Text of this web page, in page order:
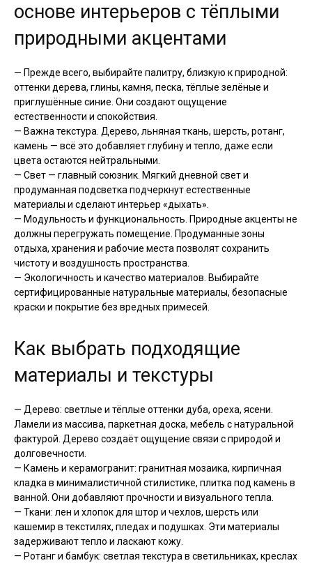
основе интерьеров с тёплыми
природными акцентами
— Прежде всего, выбирайте палитру, близкую к природной:
оттенки дерева, глины, камня, песка, тёплые зелёные и
приглушённые синие. Они создают ощущение
естественности и спокойствия.
— Важна текстура. Дерево, льняная ткань, шерсть, ротанг,
камень — всё это добавляет глубину и тепло, даже если
цвета остаются нейтральными.
— Свет — главный союзник. Мягкий дневной свет и
продуманная подсветка подчеркнут естественные
материалы и сделают интерьер «дыхать».
— Модульность и функциональность. Природные акценты не
должны перегружать помещение. Продуманные зоны
отдыха, хранения и рабочие места позволят сохранить
чистоту и воздушность пространства.
— Экологичность и качество материалов. Выбирайте
сертифицированные натуральные материалы, безопасные
краски и покрытие без вредных примесей.
Как выбрать подходящие
материалы и текстуры
— Дерево: светлые и тёплые оттенки дуба, ореха, ясени.
Ламели из массива, паркетная доска, мебель с натуральной
фактурой. Дерево создаёт ощущение связи с природой и
долговечности.
— Камень и керамогранит: гранитная мозаика, кирпичная
кладка в минималистичной стилистике, плитка под камень в
ванной. Они добавляют прочности и визуального тепла.
— Ткани: лен и хлопок для штор и чехлов, шерсть или
кашемир в текстилях, пледах и подушках. Эти материалы
задерживают тепло и ласкают кожу.
— Ротанг и бамбук: светлая текстура в светильниках, креслах